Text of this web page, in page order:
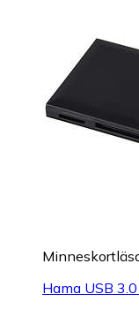
Hama USB